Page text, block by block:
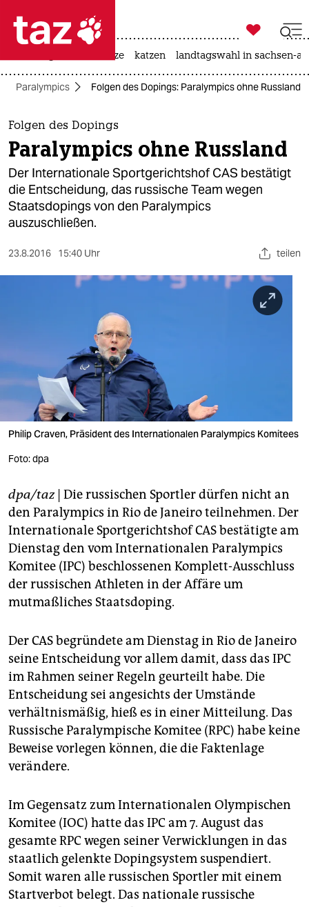
 taz zahl ich
taz zahl ich
themen
politik
öko
gesellschaft
kultur
sport
wahrheit
verlag
verlag
veranstaltungen
fragen & hilfe
unterstützen
abo
genossenschaft

taz zahl ich
hitze katzen landtagswahl in sachsen-
Paralympics Folgen des Dopings: Paralympics ohne Russland
Folgen des Dopings
Paralympics ohne Russland
Der Internationale Sportgerichtshof CAS bestätigt
die Entscheidung, das russische Team wegen
Staatsdopings von den Paralympics
auszuschließen.
23.8.2016 15:40 Uhr teilen
Philip Craven, Präsident des Internationalen Paralympics Komitees
Foto: dpa
dpa/taz| Die russischen Sportler dürfen nicht an
den Paralympics in Rio de Janeiro teilnehmen. Der
Internationale Sportgerichtshof CAS bestätigte am
Dienstag den vom Internationalen Paralympics
Komitee (IPC) beschlossenen Komplett-Ausschluss
der russischen Athleten in der Affäre um
mutmaßliches Staatsdoping.
Der CAS begründete am Dienstag in Rio de Janeiro
seine Entscheidung vor allem damit, dass das IPC
im Rahmen seiner Regeln geurteilt habe. Die
Entscheidung sei angesichts der Umstände
verhältnismäßig, hieß es in einer Mitteilung. Das
Russische Paralympische Komitee (RPC) habe keine
Beweise vorlegen können, die die Faktenlage
verändere.
Im Gegensatz zum Internationalen Olympischen
Komitee (IOC) hatte das IPC am 7. August das
gesamte RPC wegen seiner Verwicklungen in das
staatlich gelenkte Dopingsystem suspendiert.
Somit waren alle russischen Sportler mit einem
Startverbot belegt. Das nationale russische